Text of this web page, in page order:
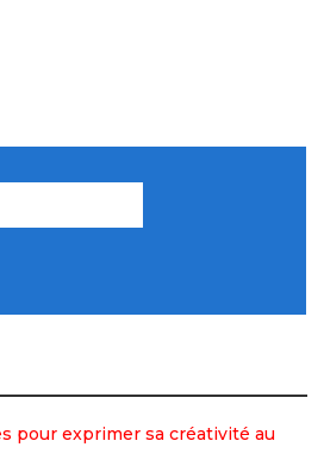
pour exprimer sa créativité au